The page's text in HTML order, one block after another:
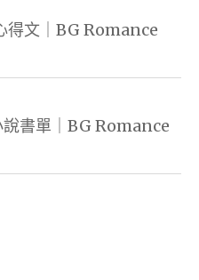
得文｜BG Romance
說書單｜BG Romance